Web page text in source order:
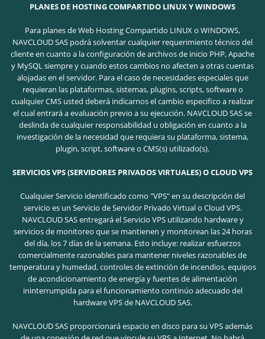
PLANES DE HOSTING COMPARTIDO LINUX Y WINDOWS
Para planes de Web Hosting Compartido LINUX o WINDOWS,
NAVCLOUD SAS podrá solventar cualquier requerimiento técnico del
cliente en cuanto a la configuración de archivos de inicio PHP, Apache
y MySQL siempre y cuando estos cambios no afecten a otras cuentas
alojadas en el servidor. Para el caso de necesidades especiales que
requieran las plataformas, sistemas, plugins, scripts, software o
cualquier CMS usted deberá indicarnos el cambio especifico a realizar
el cual entrará a evaluación previo a su ejecución. NAVCLOUD SAS se
deslinda de cualquier responsabilidad u obligación en cuanto a la
investigación de la necesidad que requiera su plataforma, sistema,
plugin, script, software o CMS(s) utilizado(s).
SERVICIOS VPS (SERVIDORES PRIVADOS VIRTUALES) O CLOUD VPS
Cualquier Servicio identificado como "VPS" en su descripción del
servicio es un Servicio de Servidor Privado Virtual o Cloud VPS.
NAVCLOUD SAS entregará el Servicio VPS utilizando hardware y
servicios de monitoreo que se mantienen y monitorean las 24 horas
del día, los 7 días de la semana. Esto incluye: realizar esfuerzos
comercialmente razonables para mantener niveles razonables de
temperatura y humedad, controles de extinción de incendios, equipos
de acondicionamiento de energía y fuentes de alimentación
ininterrumpida para el funcionamiento continúo adecuado del
hardware VPS de NAVCLOUD SAS.
NAVCLOUD SAS proporcionará espacio en disco para su VPS además